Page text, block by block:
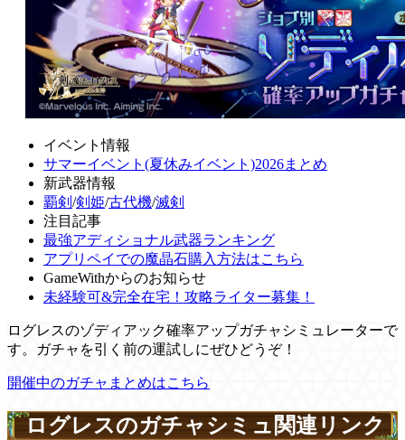
イベント情報
サマーイベント(夏休みイベント)2026まとめ
新武器情報
覇剣 /剣姫/古代機/滅剣
注目記事
最強アディショナル武器ランキング
アプリペイでの魔晶石購入方法はこちら
GameWithからのお知らせ
未経験可&完全在宅！攻略ライター募集！
ログレスのゾディアック確率アップガチャシミュレーターで
す。ガチャを引く前の運試しにぜひどうぞ！
開催中のガチャまとめはこちら
ログレスのガチャシミュ関連リンク